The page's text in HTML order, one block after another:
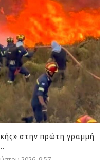
στην πρώτη γραμμή